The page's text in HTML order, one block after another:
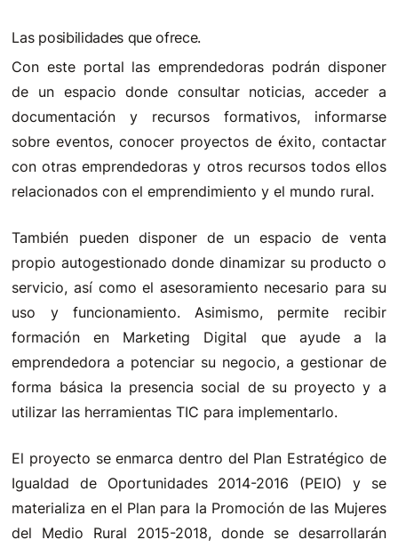
Las posibilidades que ofrece.
Con este portal las emprendedoras podrán disponer
de un espacio donde consultar noticias, acceder a
documentación y recursos formativos, informarse
sobre eventos, conocer proyectos de éxito, contactar
con otras emprendedoras y otros recursos todos ellos
relacionados con el emprendimiento y el mundo rural.
También pueden disponer de un espacio de venta
propio autogestionado donde dinamizar su producto o
servicio, así como el asesoramiento necesario para su
uso y funcionamiento. Asimismo, permite recibir
formación en Marketing Digital que ayude a la
emprendedora a potenciar su negocio, a gestionar de
forma básica la presencia social de su proyecto y a
utilizar las herramientas TIC para implementarlo.
El proyecto se enmarca dentro del Plan Estratégico de
Igualdad de Oportunidades 2014-2016 (PEIO) y se
materializa en el Plan para la Promoción de las Mujeres
del Medio Rural 2015-2018, donde se desarrollarán